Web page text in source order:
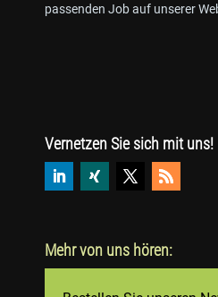
passenden Job auf unserer
Vernetzen Sie sich mit uns!
Mehr von uns hören: